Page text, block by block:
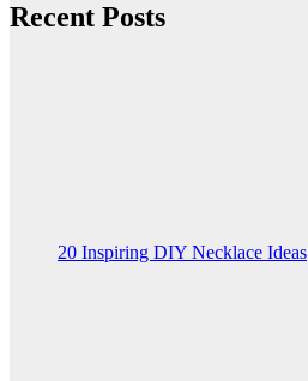
Recent Posts
20 Inspiring DIY Necklace Ideas